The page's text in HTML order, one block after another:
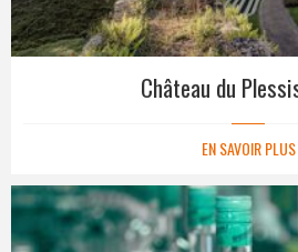
Château du
EN SAVOIR PLUS